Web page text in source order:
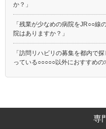
か？」
「残業が少なめの病院をJR○○線
院はありますか？」
「訪問リハビリの募集を都内で
っている○○○○○以外におすすめの
専